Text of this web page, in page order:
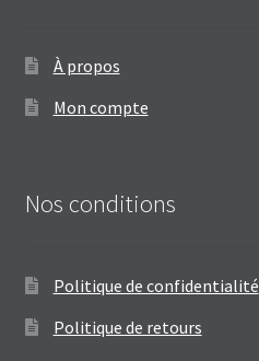
À propos
Mon compte
Nos conditions
Politique de confidentialité
Politique de retours